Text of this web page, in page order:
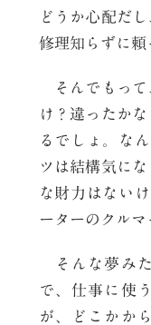
どうか心配だ
修理知らずに頼
そんでもって
け？違ったか
るでしょ。な
ツは結構気に
な財力はない
ーターのクルマ
そんな夢み
で、仕事に使
が、どこかか